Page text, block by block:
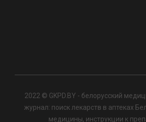
2022 © GKPD.BY - белорусский
журнал: поиск лекарств в аптеках
медицины, инструкции к